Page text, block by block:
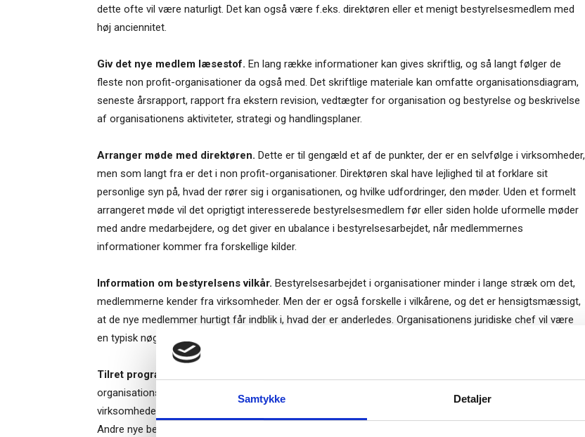
Samtykke Detaljer
dette ofte vil være naturligt. Det kan også være f.eks. direktøren eller et menigt bestyrelsesmedlem med
høj anciennitet.
Giv det nye medlem læsestof. En lang række informationer kan gives skriftlig, og så langt følger de
fleste non profit-organisationer da også med. Det skriftlige materiale kan omfatte organisationsdiagram,
seneste årsrapport, rapport fra ekstern revision, vedtægter for organisation og bestyrelse og beskrivelse
af organisationens aktiviteter, strategi og handlingsplaner.
Arranger møde med direktøren. Dette er til gengæld et af de punkter, der er en selvfølge i virksomheder,
men som langt fra er det i non profit-organisationer. Direktøren skal have lejlighed til at forklare sit
personlige syn på, hvad der rører sig i organisationen, og hvilke udfordringer, den møder. Uden et formelt
arrangeret møde vil det oprigtigt interesserede bestyrelsesmedlem før eller siden holde uformelle møder
med andre medarbejdere, og det giver en ubalance i bestyrelsesarbejdet, når medlemmernes
informationer kommer fra forskellige kilder.
Information om bestyrelsens vilkår. Bestyrelsesarbejdet i organisationer minder i lange stræk om det,
medlemmerne kender fra virksomheder. Men der er også forskelle i vilkårene, og det er hensigtsmæssigt,
at de nye medlemmer hurtigt får indblik i, hvad der er anderledes. Organisationens juridiske chef vil være
en typisk nøgleperson i sådan et arrangement.
Tilret programmet efter behov.
organisations bestyrelse kan og bør standardiseres. Nogle medlemmer vil både have stor erfaring fra
virksomheder og fra andre organisationer, og for disse kan f.eks. foregående punkt hurtigt overstås.
Andre nye bestyrelsesmedlemmer kan være helt uden bestyrelseserfaring, eller ledelseserfaring i det hele
– og modtag Ole Borchs bog